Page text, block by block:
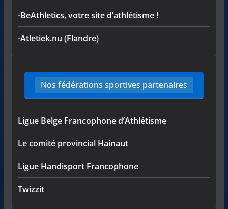
-BeAthletics, votre site d’athlétisme !
-Atletiek.nu (Flandre)
Nos fédérations sportives partenaires
Ligue Belge Francophone d’Athlétisme
Le comité provincial Hainaut
Ligue Handisport Francophone
Twizzit